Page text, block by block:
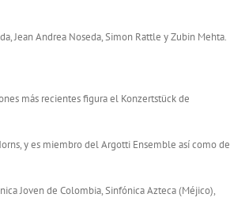
Jean Andrea Noseda, Simon Rattle y Zubin Mehta.
más recientes figura el Konzertstück de
y es miembro del Argotti Ensemble así como de
Joven de Colombia, Sinfónica Azteca (Méjico),